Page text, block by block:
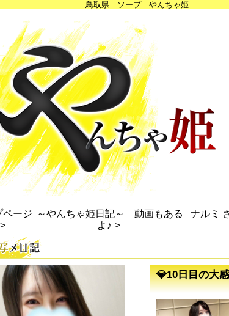
鳥取県 ソープ やんちゃ姫
ページ
～やんちゃ姫日記～ 動画もある
よ♪
ナルミ
💎10日目の大